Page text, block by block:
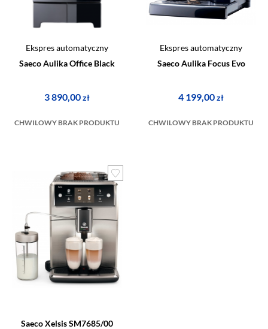
Ekspres automatyczny
Saeco Aulika Office Black
3 890,00zł
CHWILOWY BRAK PRODUKTU
Ekspres automatyczny
Saeco Aulika Focus Evo
4 199,00zł
CHWILOWY BRAK PRODUKTU
Saeco Xelsis SM7685/00